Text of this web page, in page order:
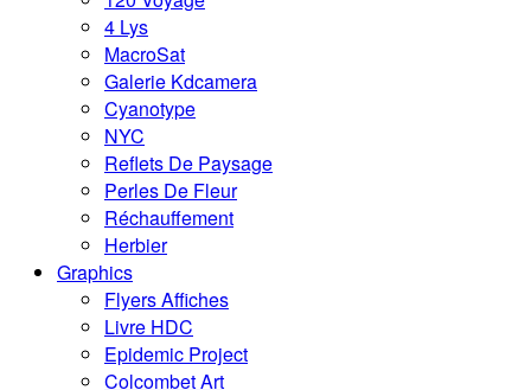
4 Lys
MacroSat
Galerie Kdcamera
Cyanotype
NYC
Reflets De Paysage
Perles De Fleur
Réchauffement
Herbier
Graphics
Flyers Affiches
Livre HDC
Epidemic Project
Colcombet Art